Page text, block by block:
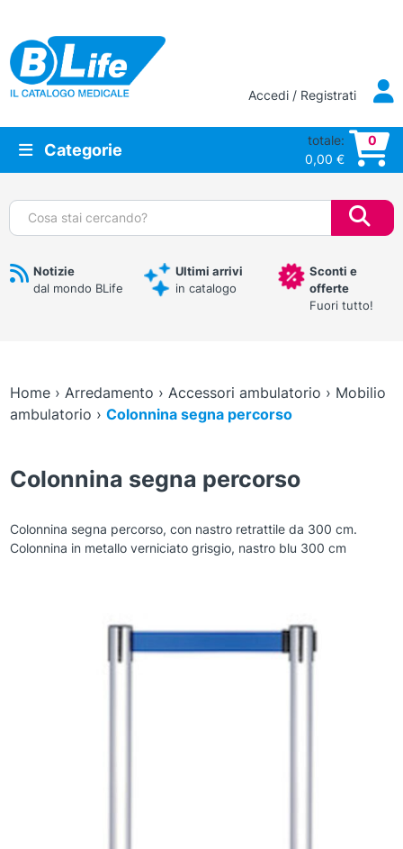
Vai al contenuto principale
Accedi / Registrati
Categorie
totale:
0,00 €
0
Cerca:
Notizie
dal mondo BLife
Ultimi arrivi
in catalogo
Sconti e
offerte
Fuori tutto!
Home› Arredamento › Accessori ambulatorio › Mobilio
ambulatorio › Colonnina segna percorso
Colonnina segna percorso
Colonnina segna percorso, con nastro retrattile da 300 cm.
Colonnina in metallo verniciato grisgio, nastro blu 300 cm